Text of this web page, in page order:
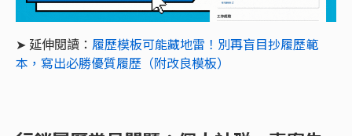
➤ 延伸閱讀： 履歷模板可能藏地雷！別再盲目抄履歷範
本，寫出必勝優質履歷（附改良模板）